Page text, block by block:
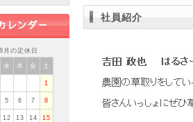
社員紹介
月の定休日
水 木 金 土
1
5 6 7 8
12 13 14 15